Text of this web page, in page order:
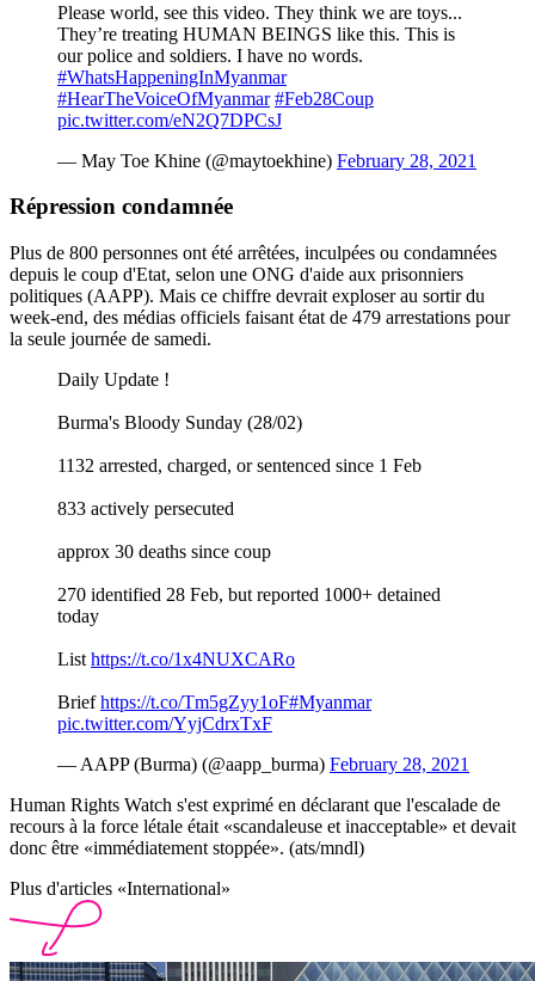
Please world, see this video. They think we are toys...
They’re treating HUMAN BEINGS like this. This is
our police and soldiers. I have no words.
#WhatsHappeningInMyanmar
#HearTheVoiceOfMyanmar #Feb28Coup
pic.twitter.com/eN2Q7DPCsJ
— May Toe Khine (@maytoekhine) February 28, 2021
Répression condamnée
Plus de 800 personnes ont été arrêtées, inculpées ou condamnées
depuis le coup d'Etat, selon une ONG d'aide aux prisonniers
politiques (AAPP). Mais ce chiffre devrait exploser au sortir du
week-end, des médias officiels faisant état de 479 arrestations pour
la seule journée de samedi.
Daily Update !
Burma's Bloody Sunday (28/02)
1132 arrested, charged, or sentenced since 1 Feb
833 actively persecuted
approx 30 deaths since coup
270 identified 28 Feb, but reported 1000+ detained
today
List https://t.co/1x4NUXCARo
Briefhttps://t.co/Tm5gZyy1oF#Myanmar
pic.twitter.com/YyjCdrxTxF
— AAPP (Burma) (@aapp_burma) February 28, 2021
Human Rights Watch s'est exprimé en déclarant que l'escalade de
recours à la force létale était «scandaleuse et inacceptable» et devait
donc être «immédiatement stoppée». (ats/mndl)
Plus d'articles «International»